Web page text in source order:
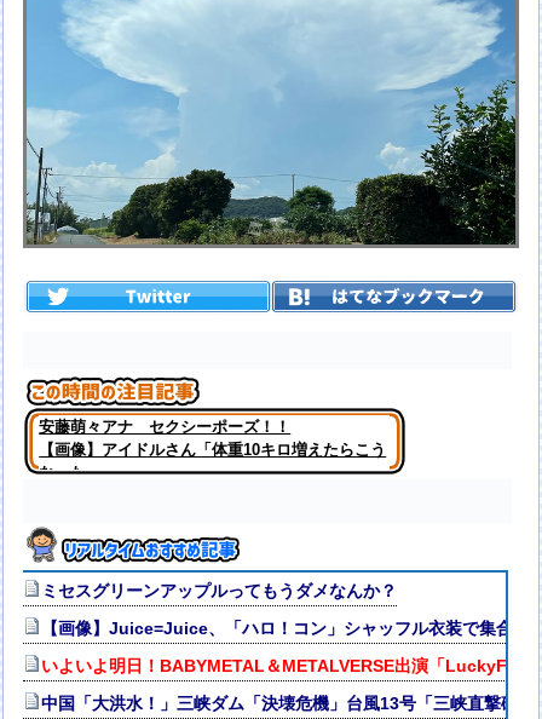
安藤萌々アナ セクシーポーズ！！
【画像】アイドルさん「体重10キロ増えたらこう
なった」
ミセスグリーンアップルってもうダメなんか？
【画像】Juice=Juice、「ハロ！コン」シャッフル衣装で集合写
いよいよ明日！BABYMETAL＆METALVERSE出演「
中国「大洪水！」三峡ダム「決壊危機」台風13号「三峡直撃確